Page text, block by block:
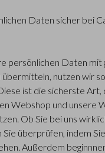
Daten sicher bei
persönlichen Daten mit
nutzen wir
ist die sicherste Art,
Webshop und unsere
Ob Sie bei uns
überprüfen, indem
Außerdem